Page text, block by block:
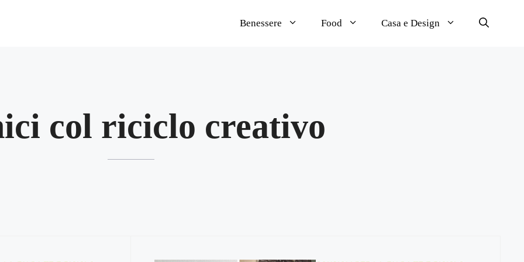
Benessere Food Casa e Design
col riciclo creativo